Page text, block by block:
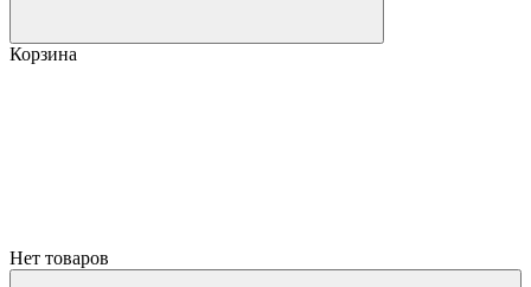
Корзина
Нет товаров